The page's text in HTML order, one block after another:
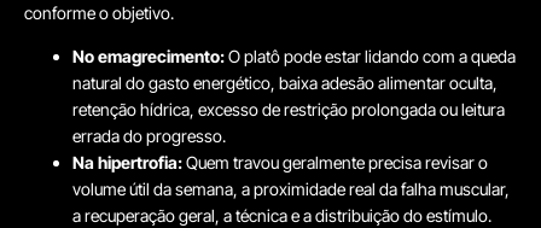
conforme o objetivo.
No emagrecimento:O platô pode estar lidando com a queda
natural do gasto energético, baixa adesão alimentar oculta,
retenção hídrica, excesso de restrição prolongada ou leitura
errada do progresso.
Na hipertrofia:Quem travou geralmente precisa revisar o
volume útil da semana, a proximidade real da falha muscular,
a recuperação geral, a técnica e a distribuição do estímulo.